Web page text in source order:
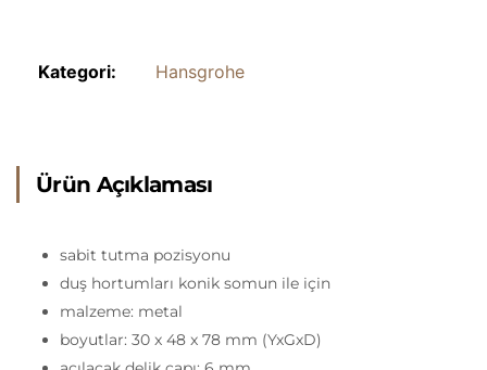
Kategori: Hansgrohe
Ürün Açıklaması
sabit tutma pozisyonu
duş hortumları konik somun ile için
malzeme: metal
boyutlar: 30 x 48 x 78 mm (YxGxD)